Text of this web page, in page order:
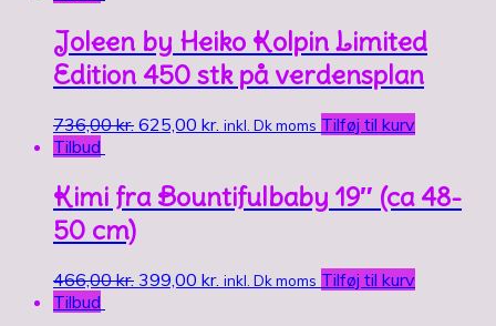
Joleen by Heiko Kolpin Limited
Edition 450 stk på verdensplan
736,00kr. 625,00 kr. inkl. Dk moms Tilføj til kurv
Tilbud
Kimi fra Bountifulbaby 19″ (ca 48-
50 cm)
466,00kr. 399,00 kr. inkl. Dk moms Tilføj til kurv
Tilbud